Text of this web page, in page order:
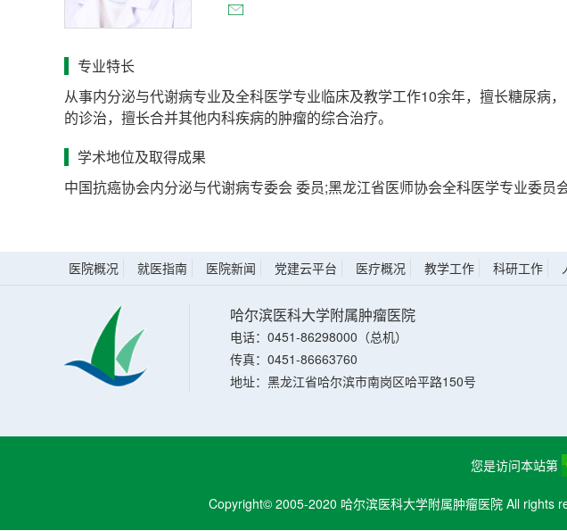
专业特长
从事内分泌与代谢病专业及全科医学专业临床及教学工作10余年，擅长糖尿病
的诊治，擅长合并其他内科疾病的肿瘤的综合治疗。
学术地位及取得成果
中国抗癌协会内分泌与代谢病专委会 委员;黑龙江省医师协会全科医学专业委
医院概况 就医指南 医院新闻 党建云平台 医疗概况 教学工作 科研工作
哈尔滨医科大学附属肿瘤医院
电话：0451-86298000（总机）
传真：0451-86663760
地址：黑龙江省哈尔滨市南岗区哈平路150号
您是访问本站第
Copyright© 2005-2020 哈尔滨医科大学附属肿瘤医院 All rights